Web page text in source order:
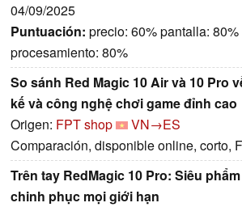
04/09/2025
Puntuación: precio: 60% pantalla:
procesamiento: 80%
So sánh Red Magic 10 Air và 10 Pro
kế và công nghệ chơi game đỉnh cao
Origen: FPT shop
VN→ES
Comparación, disponible online, corto,
Trên tay RedMagic 10 Pro: Siêu
chinh phục mọi giới hạn